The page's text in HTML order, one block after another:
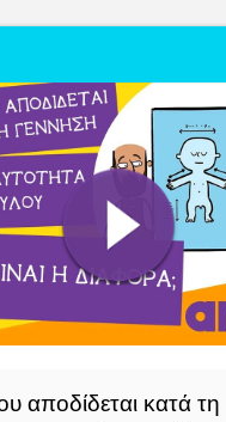
αποδίδεται κατά τη